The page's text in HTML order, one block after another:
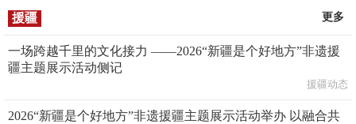
援疆 更多
一场跨越千里的文化接力 ——2026“新疆是个好地方”非遗援
疆主题展示活动侧记
援疆动态
2026“新疆是个好地方”非遗援疆主题展示活动举办 以融合共